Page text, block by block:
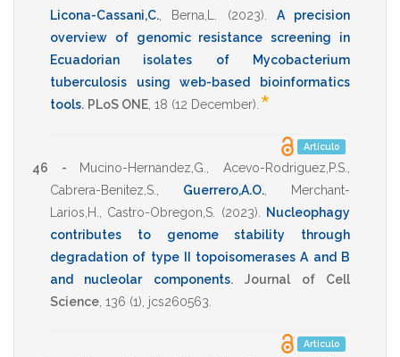
Licona-Cassani,C.
Berna,L. (2023)
A precision
overview of genomic resistance screening in
Ecuadorian isolates of Mycobacterium
tuberculosis using web-based bioinformatics
tools. PLoS ONE 18 (12 December). *
Artículo
46 - Mucino-Hernandez,G. ,Acevo-Rodriguez,P.S.
Cabrera-Benitez,S.
Guerrero,A.O.
Merchant-
Larios,H.
Castro-Obregon,S. (2023)
Nucleophagy
contributes to genome stability through
degradation of type II topoisomerases A and B
and nucleolar components.
Journal of Cell
Science 136 (1), jcs260563
Articulo